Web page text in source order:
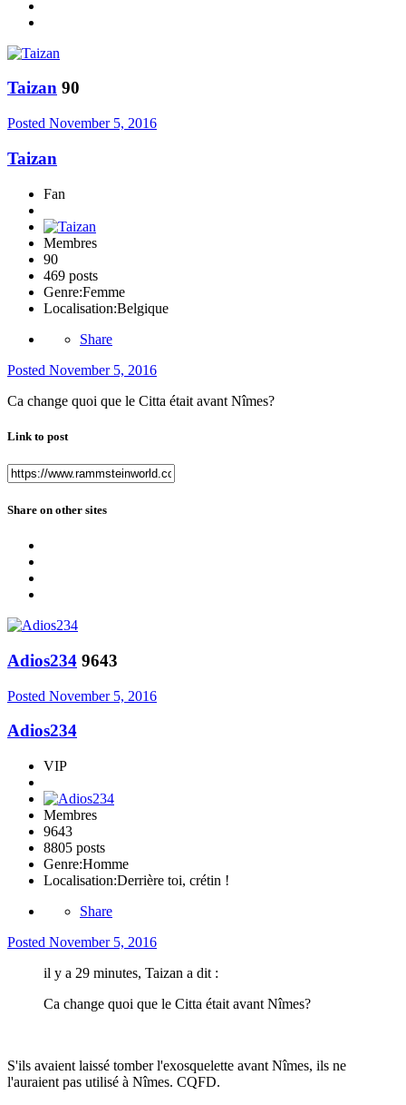
Taizan 90
Posted November 5, 2016
Taizan
Fan
Membres
90
469 posts
Genre:Femme
Localisation:Belgique
Share
Posted November 5, 2016
Ca change quoi que le Citta était avant Nîmes?
Link to post
Share on other sites
Adios234 9643
Posted November 5, 2016
Adios234
VIP
Membres
9643
8805 posts
Genre:Homme
Localisation:Derrière toi, crétin !
Share
Posted November 5, 2016
il y a 29 minutes, Taizan a dit :
Ca change quoi que le Citta était avant Nîmes?
S'ils avaient laissé tomber l'exosquelette avant Nîmes, ils ne
l'auraient pas utilisé à Nîmes. CQFD.